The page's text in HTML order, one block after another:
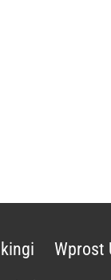
Wprost